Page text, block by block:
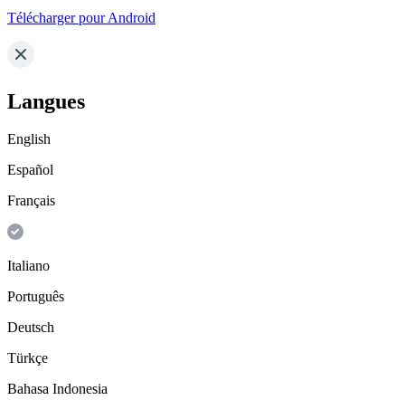
Télécharger pour Android
Langues
English
Español
Français
Italiano
Português
Deutsch
Türkçe
Bahasa Indonesia